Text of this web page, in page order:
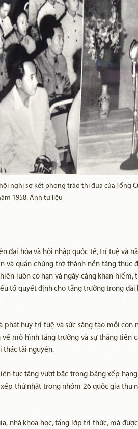
nghị sơ kết phong trào thi đua của Tổng
1958. Ảnh tư liệu
đại hóa và hội nhập quốc tế, trí tuệ và
và quần chúng trở thành nền tảng thúc
luôn có hạn và ngày càng khan hiếm,
tố quyết định cho tăng trưởng trong dài
phát huy trí tuệ và sức sáng tạo mỗi con
mô hình tăng trưởng và sự thăng tiến
thác tài nguyên.
tục tăng vượt bậc trong bảng xếp
thứ nhất trong nhóm 26 quốc gia thu
nhà khoa học, tầng lớp trí thức, mà